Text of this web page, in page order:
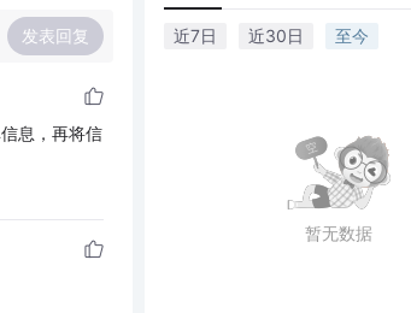
发表回复
息，再将信
近7日 近30日 至今
暂无数据